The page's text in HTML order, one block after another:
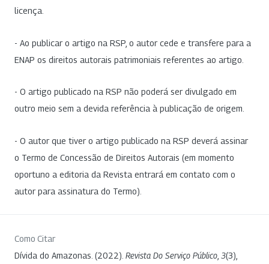
licença.
- Ao publicar o artigo na RSP, o autor cede e transfere para a
ENAP os direitos autorais patrimoniais referentes ao artigo.
- O artigo publicado na RSP não poderá ser divulgado em
outro meio sem a devida referência à publicação de origem.
- O autor que tiver o artigo publicado na RSP deverá assinar
o Termo de Concessão de Direitos Autorais (em momento
oportuno a editoria da Revista entrará em contato com o
autor para assinatura do Termo).
Como Citar
Dívida do Amazonas. (2022). Revista Do Serviço Público 3(3),